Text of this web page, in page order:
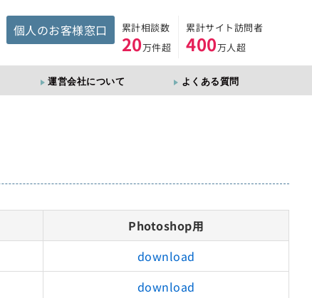
個人のお客様窓口 累計相談数
20万件超
累計サイト訪問者
400万人超
運営会社について よくある質問
Photoshop用
download
download